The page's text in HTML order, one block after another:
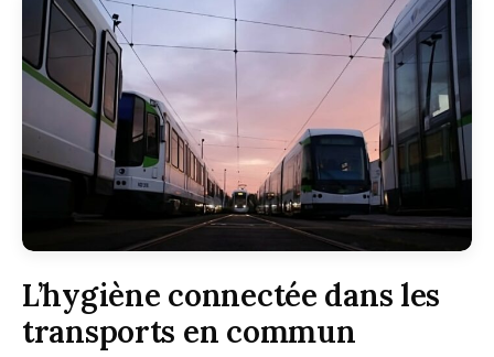
L’hygiène connectée dans les
transports en commun